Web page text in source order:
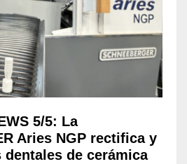
5/5: La
Aries NGP rectifica y
de cerámica